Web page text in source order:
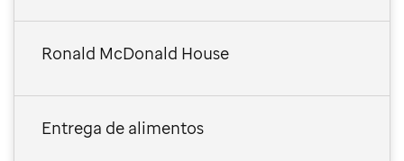
Ronald McDonald House
Entrega de alimentos